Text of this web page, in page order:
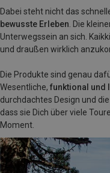
Dabei steht nicht das
bewusste Erleben . Die
Unterwegssein an sich.
und draußen wirklich
Die Produkte sind genau
Wesentliche, funktional und
durchdachtes Design und
dass sie Dich über viele
Moment.